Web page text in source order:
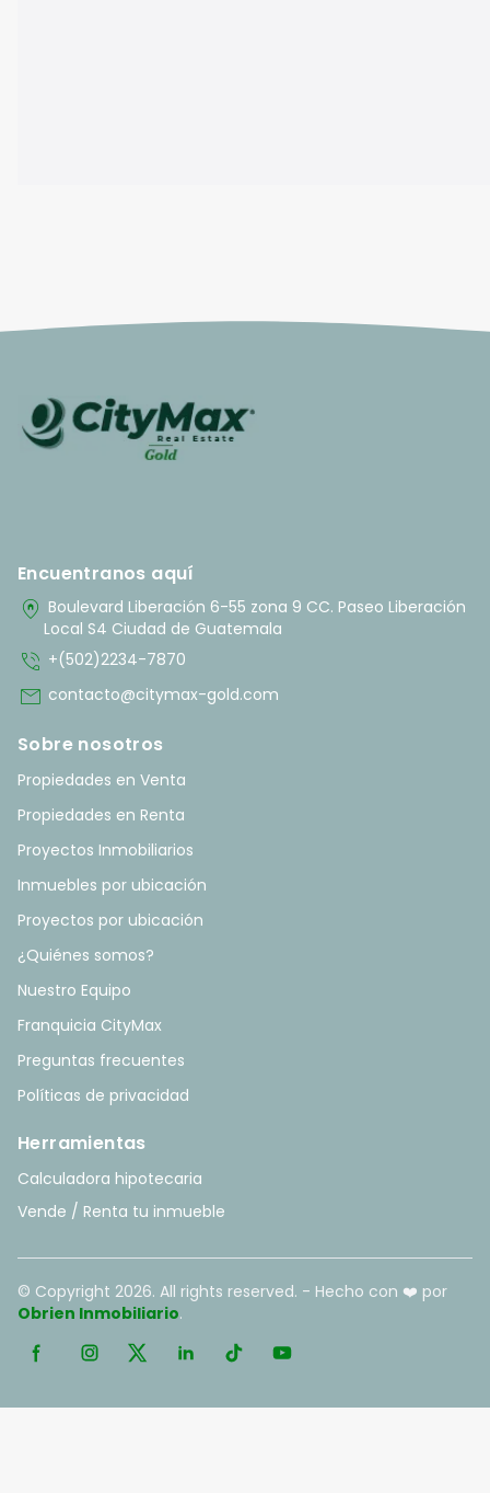
Encuentranos aquí
home_pin Boulevard Liberación 6-55 zona 9 CC. Paseo Liberación
Local S4 Ciudad de Guatemala
phone_in_talk +(502)2234-7870
mail contacto@citymax-gold.com
Sobre nosotros
Propiedades en Venta
Propiedades en Renta
Proyectos Inmobiliarios
Inmuebles por ubicación
Proyectos por ubicación
¿Quiénes somos?
Nuestro Equipo
Franquicia CityMax
Preguntas frecuentes
Políticas de privacidad
Herramientas
Calculadora hipotecaria
Vende / Renta tu inmueble
© Copyright 2026. All rights reserved. - Hecho con ❤️ por
Obrien Inmobiliario.